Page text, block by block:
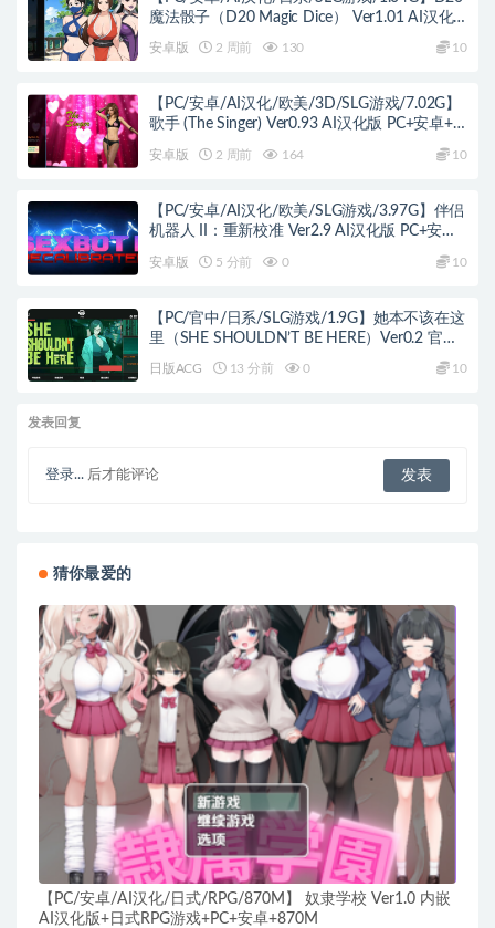
魔法骰子（D20 Magic Dice） Ver1.01 AI汉化
安卓版 2 周前 130 10
【PC/安卓/AI汉化/欧美/3D/SLG游戏/7.02G】
歌手 (The Singer) Ver0.93 AI汉化版 PC+安卓+欧
安卓版 2 周前 164 10
【PC/安卓/AI汉化/欧美/SLG游戏/3.97G】伴侣
机器人 II：重新校准 Ver2.9 AI汉化版 PC+安卓
安卓版 5 分前 0 10
【PC/官中/日系/SLG游戏/1.9G】她本不该在这
里（SHE SHOULDN’T BE HERE）Ver0.2 官方
日版ACG 13 分前 0 10
发表回复
登录... 后才能评论
猜你最爱的
【PC/安卓/AI汉化/日式/RPG/870M】 奴隶学校 Ver1.0 内嵌
AI汉化版+日式RPG游戏+PC+安卓+870M